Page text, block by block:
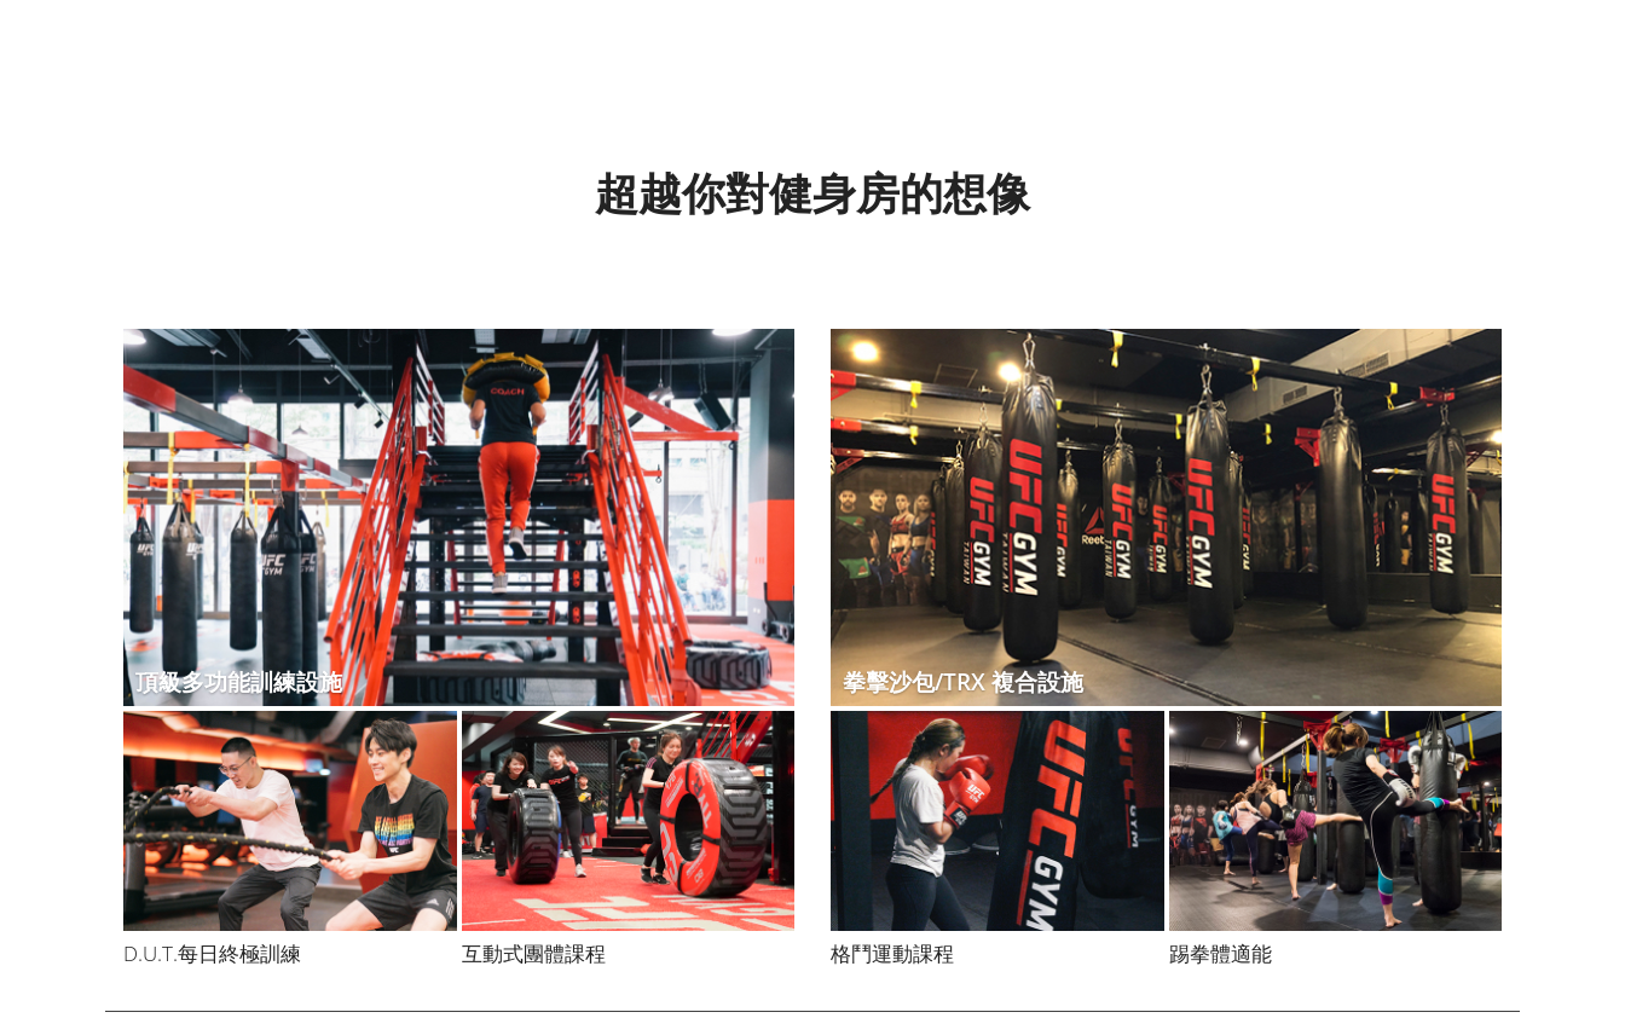
超越你對健身房的想像
頂級多功能訓練設施
D.U.T.每日終極訓練 互動式團體課程
拳擊沙包/TRX 複合設施
格鬥運動課程 踢拳體適能